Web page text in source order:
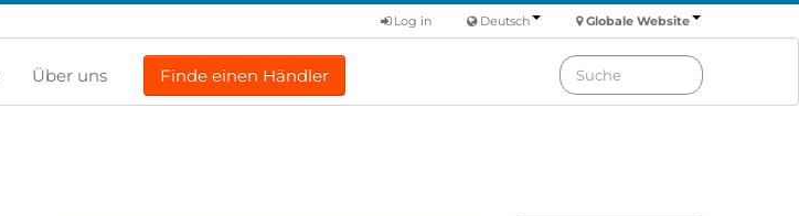
Globale Website
Deutsch
Log in
Über uns Finde einen Händler